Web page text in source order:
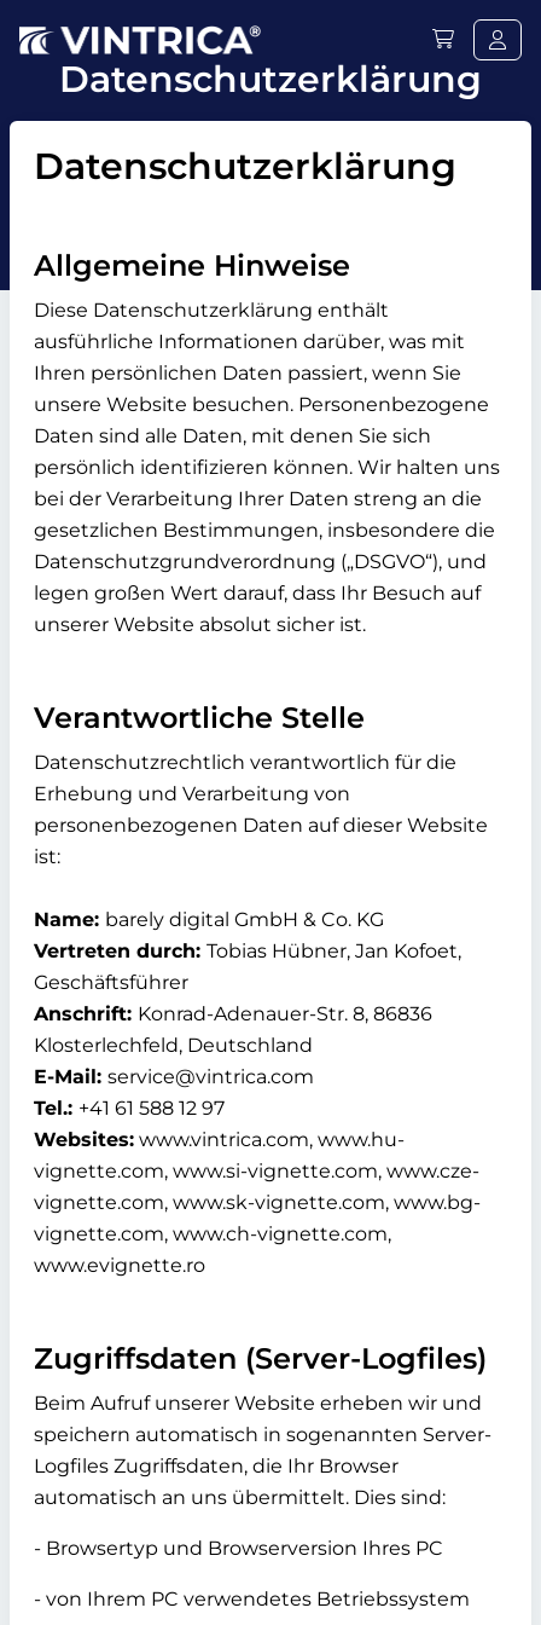
Datenschutzerklärung
Datenschutzerklärung
Allgemeine Hinweise
Diese Datenschutzerklärung enthält
ausführliche Informationen darüber, was mit
Ihren persönlichen Daten passiert, wenn Sie
unsere Website besuchen. Personenbezogene
Daten sind alle Daten, mit denen Sie sich
persönlich identifizieren können. Wir halten uns
bei der Verarbeitung Ihrer Daten streng an die
gesetzlichen Bestimmungen, insbesondere die
Datenschutzgrundverordnung („DSGVO“), und
legen großen Wert darauf, dass Ihr Besuch auf
unserer Website absolut sicher ist.
Verantwortliche Stelle
Datenschutzrechtlich verantwortlich für die
Erhebung und Verarbeitung von
personenbezogenen Daten auf dieser Website
ist:
Name: barely digital GmbH & Co. KG
Vertreten durch: Tobias Hübner, Jan Kofoet,
Geschäftsführer
Anschrift: Konrad-Adenauer-Str. 8, 86836
Klosterlechfeld, Deutschland
E-Mail: service@vintrica.com
Tel.: +41 61 588 12 97
Websites: www.vintrica.com, www.hu-
vignette.com, www.si-vignette.com, www.cze-
vignette.com, www.sk-vignette.com, www.bg-
vignette.com, www.ch-vignette.com,
www.evignette.ro
Zugriffsdaten (Server-Logfiles)
Beim Aufruf unserer Website erheben wir und
speichern automatisch in sogenannten Server-
Logfiles Zugriffsdaten, die Ihr Browser
automatisch an uns übermittelt. Dies sind:
- Browsertyp und Browserversion Ihres PC
- von Ihrem PC verwendetes Betriebssystem